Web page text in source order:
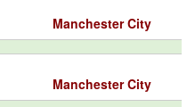
Manchester City
Manchester City